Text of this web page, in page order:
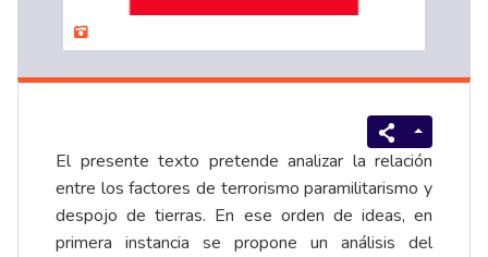
El presente texto pretende analizar la relación
entre los factores de terrorismo paramilitarismo y
despojo de tierras. En ese orden de ideas, en
primera instancia se propone un análisis del